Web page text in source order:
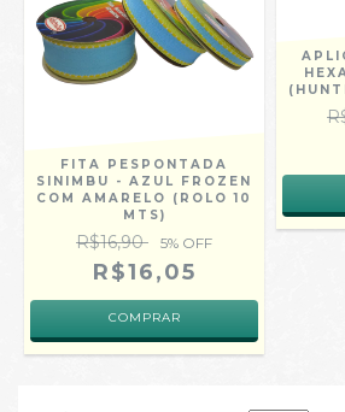
FITA PESPONTADA
SINIMBU - AZUL FROZEN
COM AMARELO (ROLO 10
MTS)
R$16,90 5% OFF
R$16,05
COMPRAR